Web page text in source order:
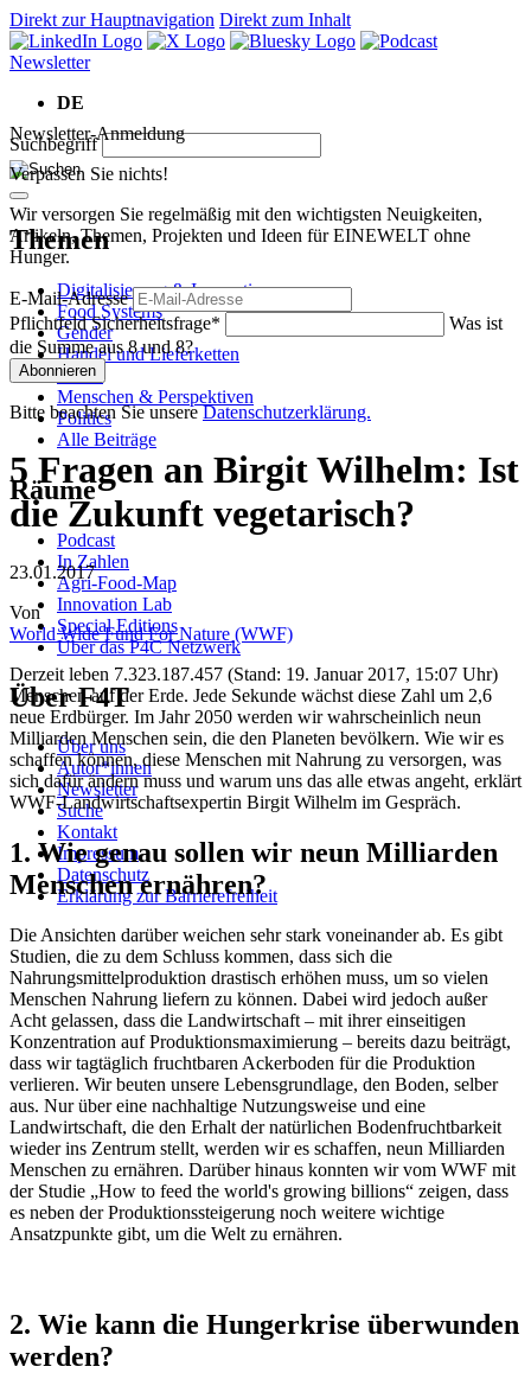
Direkt zur Hauptnavigation Direkt zum Inhalt
Newsletter
DE
Suchbegriff
Themen
Digitalisierung & Innovation
Food Systems
Gender
Handel und Lieferketten
Klima
Menschen & Perspektiven
Politics
Alle Beiträge
Räume
Podcast
In Zahlen
Agri-Food-Map
Innovation Lab
Special Editions
Über das P4C Netzwerk
Über F4T
Über uns
Autor*innen
Newsletter
Suche
Kontakt
Impressum
Datenschutz
Erklärung zur Barrierefreiheit
Newsletter-Anmeldung
Verpassen Sie nichts!
Wir versorgen Sie regelmäßig mit den wichtigsten Neuigkeiten,
Artikeln, Themen, Projekten und Ideen für EINEWELT ohne
Hunger.
E-Mail-Adresse
PflichtfeldSicherheitsfrage*
Was ist
die Summe aus 8 und 8?
Abonnieren
Bitte beachten Sie unsereDatenschutzerklärung.
5 Fragen an Birgit Wilhelm: Ist
die Zukunft vegetarisch?
23.01.2017
Von
World Wide Fund For Nature (WWF)
Derzeit leben 7.323.187.457 (Stand: 19. Januar 2017, 15:07 Uhr)
Menschen auf der Erde. Jede Sekunde wächst diese Zahl um 2,6
neue Erdbürger. Im Jahr 2050 werden wir wahrscheinlich neun
Milliarden Menschen sein, die den Planeten bevölkern. Wie wir es
schaffen können, diese Menschen mit Nahrung zu versorgen, was
sich dafür ändern muss und warum uns das alle etwas angeht, erklärt
WWF-Landwirtschaftsexpertin Birgit Wilhelm im Gespräch.
1. Wie genau sollen wir neun Milliarden
Menschen ernähren?
Die Ansichten darüber weichen sehr stark voneinander ab. Es gibt
Studien, die zu dem Schluss kommen, dass sich die
Nahrungsmittelproduktion drastisch erhöhen muss, um so vielen
Menschen Nahrung liefern zu können. Dabei wird jedoch außer
Acht gelassen, dass die Landwirtschaft – mit ihrer einseitigen
Konzentration auf Produktionsmaximierung – bereits dazu beiträgt,
dass wir tagtäglich fruchtbaren Ackerboden für die Produktion
verlieren. Wir beuten unsere Lebensgrundlage, den Boden, selber
aus. Nur über eine nachhaltige Nutzungsweise und eine
Landwirtschaft, die den Erhalt der natürlichen Bodenfruchtbarkeit
wieder ins Zentrum stellt, werden wir es schaffen, neun Milliarden
Menschen zu ernähren. Darüber hinaus konnten wir vom WWF mit
der Studie „How to feed the world's growing billions“ zeigen, dass
es neben der Produktionssteigerung noch weitere wichtige
Ansatzpunkte gibt, um die Welt zu ernähren.
2. Wie kann die Hungerkrise überwunden
werden?